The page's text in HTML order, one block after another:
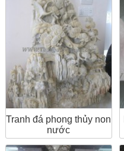
Tranh đá phong thủy non
nước